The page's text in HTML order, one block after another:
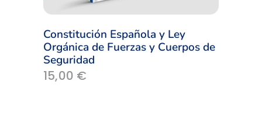
Constitución Española y Ley
Orgánica de Fuerzas y Cuerpos de
Seguridad
15,00 €